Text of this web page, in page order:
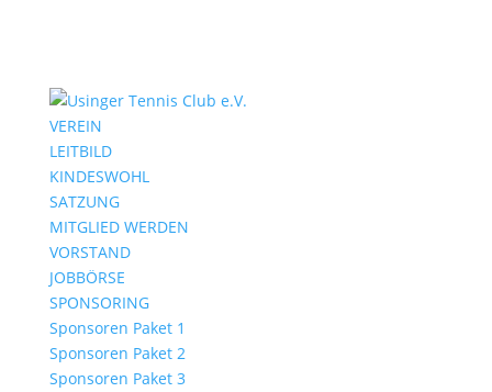
VEREIN
LEITBILD
KINDESWOHL
SATZUNG
MITGLIED WERDEN
VORSTAND
JOBBÖRSE
SPONSORING
Sponsoren Paket 1
Sponsoren Paket 2
Sponsoren Paket 3